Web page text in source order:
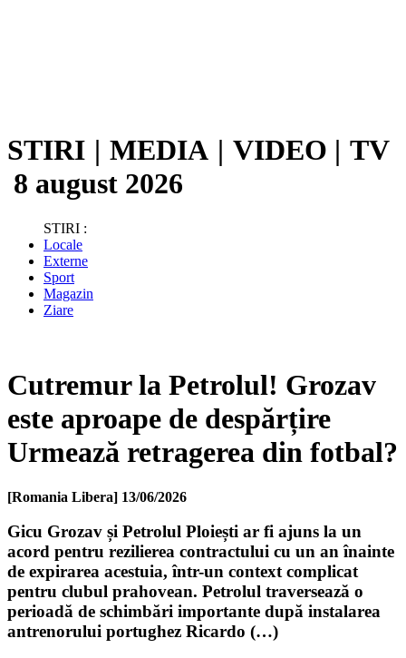
STIRI | MEDIA | VIDEO | TV
8 august 2026
STIRI :
Locale
Externe
Sport
Magazin
Ziare
Cutremur la Petrolul! Grozav
este aproape de despărțire
Urmează retragerea din fotbal?
[Romania Libera] 13/06/2026
Gicu Grozav și Petrolul Ploiești ar fi ajuns la un
acord pentru rezilierea contractului cu un an înainte
de expirarea acestuia, într-un context complicat
pentru clubul prahovean. Petrolul traversează o
perioadă de schimbări importante după instalarea
antrenorului portughez Ricardo (…)